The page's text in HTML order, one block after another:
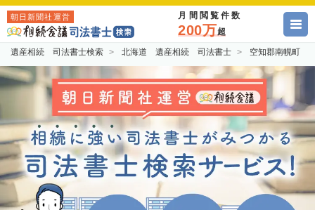
朝日新聞社運営 月間閲覧件数
200万超
遺産相続 司法書士検索 北海道 遺産相続 司法書士 空知郡南幌町